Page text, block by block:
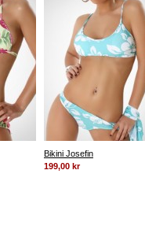
Bikini Josefin
199,00 kr